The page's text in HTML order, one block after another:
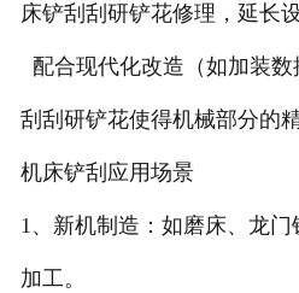
床铲刮刮研铲花修理，延长
配合现代化改造（如加装
刮刮研铲花使得机械部分的
机床铲刮应用场景
1、新机制造：如磨床、龙
加工。